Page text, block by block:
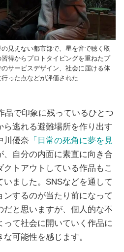
見えない都市部で、星を音で聴く取
得からプロトタイピングを重ねたプ
サービスデザイン、社会に届ける体
った点などが評価された
品で印象に残っているひとつ
ら逃れる避難場所を作り出す
川優奈 「日常の死角に夢を見
、自分の内面に素直に向き合
トアウトしている作品もこ
ました。SNSなどを通して
するのが当たり前になって
だと思いますが、個人的な不
て社会に開いていく作品に
可能性を感じます。